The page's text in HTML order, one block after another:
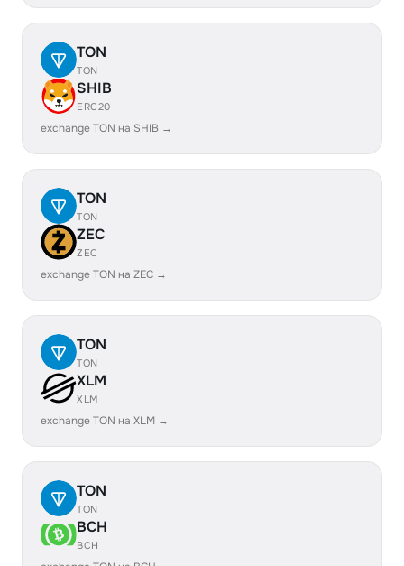
TON
TON
SHIB
ERC20
exchange TON на SHIB →
TON
TON
ZEC
ZEC
exchange TON на ZEC →
TON
TON
XLM
XLM
exchange TON на XLM →
TON
TON
BCH
BCH